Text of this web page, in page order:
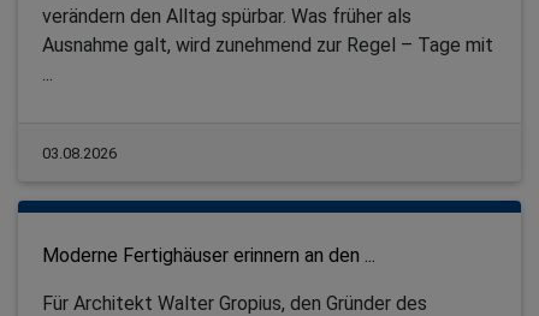
verändern den Alltag spürbar. Was früher als
Ausnahme galt, wird zunehmend zur Regel – Tage mit
03.08.2026
Moderne Fertighäuser erinnern an den ...
Für Architekt Walter Gropius, den Gründer des